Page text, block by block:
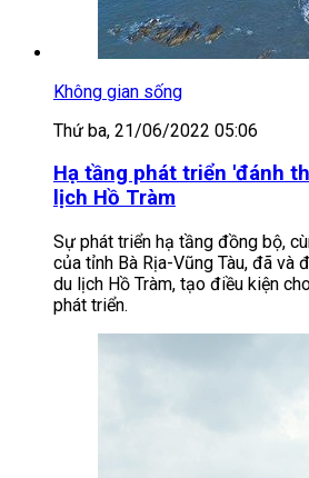
Không gian sống
Thứ ba, 21/06/2022 05:06
Hạ tầng phát triển 'đánh
lịch Hồ Tràm
Sự phát triển hạ tầng đồng bộ,
của tỉnh Bà Rịa-Vũng Tàu, đã và
du lịch Hồ Tràm, tạo điều kiện
phát triển.